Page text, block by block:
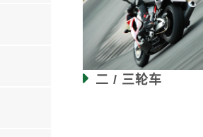
二 / 三轮车